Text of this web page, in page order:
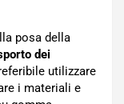
posa della
dei
utilizzare
i materiali e